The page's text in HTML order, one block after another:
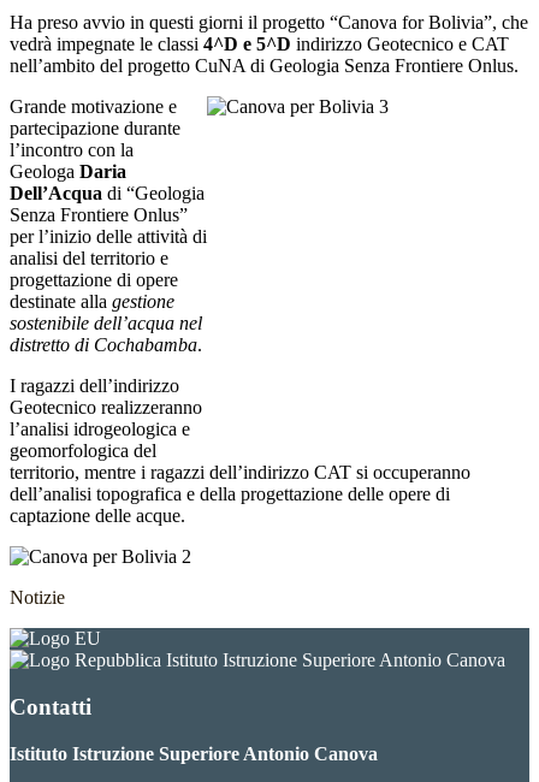
Ha preso avvio in questi giorni il progetto “Canova for Bolivia”, che
vedrà impegnate le classi 4^D e 5^D indirizzo Geotecnico e CAT
nell’ambito del progetto CuNA di Geologia Senza Frontiere Onlus.
Grande motivazione e
partecipazione durante
l’incontro con la
Geologa Daria
Dell’Acqua di “Geologia
Senza Frontiere Onlus”
per l’inizio delle attività di
analisi del territorio e
progettazione di opere
destinate alla gestione
sostenibile dell’acqua nel
distretto di Cochabamba.
I ragazzi dell’indirizzo
Geotecnico realizzeranno
l’analisi idrogeologica e
geomorfologica del
territorio, mentre i ragazzi dell’indirizzo CAT si occuperanno
dell’analisi topografica e della progettazione delle opere di
captazione delle acque.
Notizie
Istituto Istruzione Superiore Antonio Canova
Contatti
Istituto Istruzione Superiore Antonio Canova